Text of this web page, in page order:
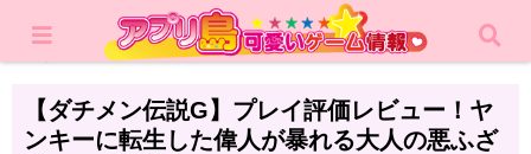
レビュー RPG
【ダチメン伝説G】プレイ評価レビュー！ヤ
ンキーに転生した偉人が暴れる大人の悪ふざ